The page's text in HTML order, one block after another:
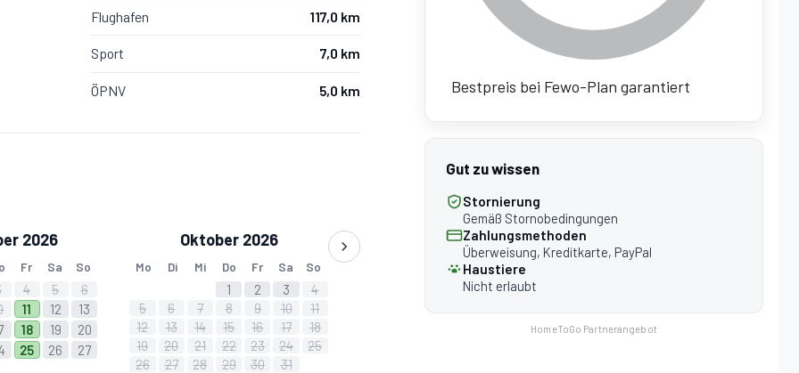
Essen im Freien, Esstisch,
erreicht das Signal
Flughafen 117,0 km
Sport 7,0 km
ÖPNV 5,0 km
2026
Fr Sa So
4 5
6
11 12
13
18 19
20
25 26
27
Oktober 2026
Mo Di Mi Do Fr Sa So
1 2 3
4
5
6 7 8 9 10
11
12
13 14 15 16 17
18
19
20 21 22 23 24
25
26
27 28 29 30 31
Bestpreis bei Fewo-Plan garantiert
Gut zu wissen
Stornierung
Gemäß Stornobedingungen
Zahlungsmethoden
Überweisung, Kreditkarte, PayPal
Haustiere
Nicht erlaubt
HomeToGo Partnerangebot